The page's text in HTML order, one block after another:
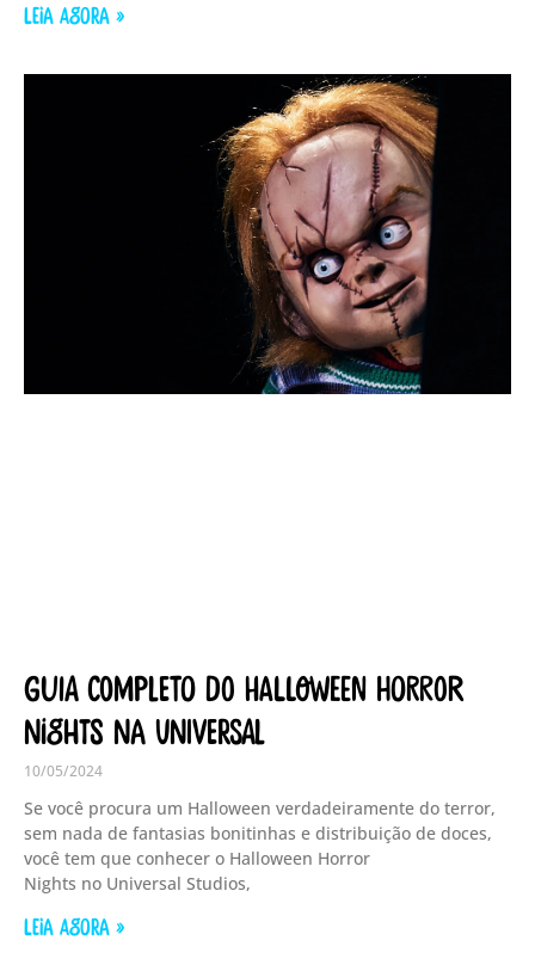
LEIA AGORA »
Guia completo do Halloween Horror
Nights na Universal
10/05/2024
Se você procura um Halloween verdadeiramente do terror,
sem nada de fantasias bonitinhas e distribuição de doces,
você tem que conhecer o Halloween Horror
Nights no Universal Studios,
LEIA AGORA »